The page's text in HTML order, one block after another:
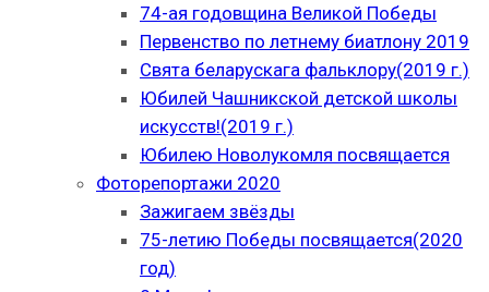
74-ая годовщина Великой Победы
Первенство по летнему биатлону 2019
Свята беларускага фальклору(2019 г.)
Юбилей Чашникской детской школы
искусств!(2019 г.)
Юбилею Новолукомля посвящается
Фоторепортажи 2020
Зажигаем звёзды
75-летию Победы посвящается(2020
год)